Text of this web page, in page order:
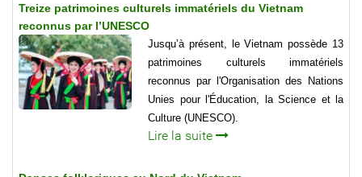
Treize patrimoines culturels immatériels du Vietnam
reconnus par l’UNESCO
Jusqu’à présent, le Vietnam possède 13
patrimoines culturels immatériels
reconnus par l'Organisation des Nations
Unies pour l'Éducation, la Science et la
Culture (UNESCO).
Lire la suite